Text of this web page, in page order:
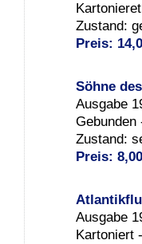
Zustand:
Preis:
Söhne
Ausgabe
Gebunden
Zustand:
Preis:
Ausgabe
Kartoniert